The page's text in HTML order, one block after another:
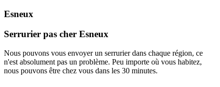
Esneux
Serrurier pas cher Esneux
Nous pouvons vous envoyer un serrurier dans chaque région, ce
n'est absolument pas un problème. Peu importe où vous habitez,
nous pouvons être chez vous dans les 30 minutes.